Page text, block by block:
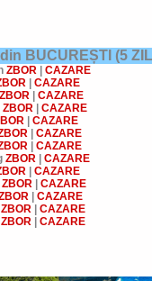
BUCUREȘTI (5
ZBOR| CAZARE
| CAZARE
ZBOR| CAZARE
ZBOR | CAZARE
| CAZARE
| CAZARE
| CAZARE
ZBOR | CAZARE
| CAZARE
ZBOR| CAZARE
| CAZARE
ZBOR | CAZARE
ZBOR | CAZARE